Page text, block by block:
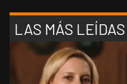
LAS MÁS LEÍDAS